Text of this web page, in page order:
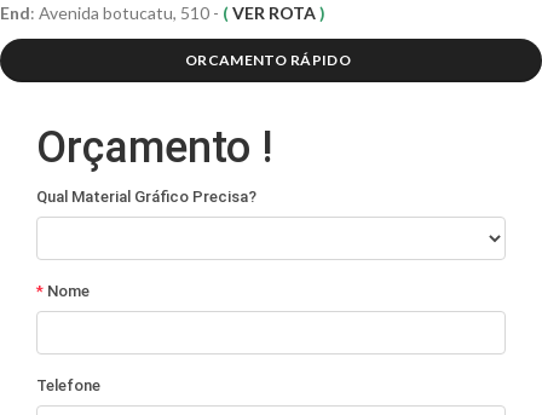
End: Avenida botucatu, 510 - ( VER ROTA)
ORCAMENTO RÁPIDO